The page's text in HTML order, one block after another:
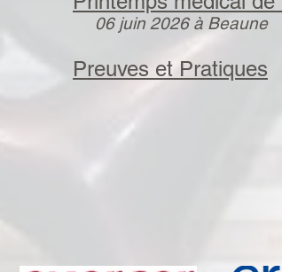
06 juin 2026 à Beaune
Preuves et Pratiques